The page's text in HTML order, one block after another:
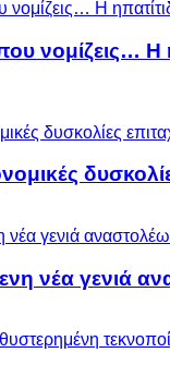
νομίζεις…
νέα γενιά